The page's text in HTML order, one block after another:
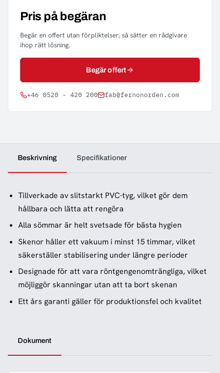
Pris på begäran
Begär en offert utan förpliktelser, så sätter en rådgivare
ihop rätt lösning.
Begär offert
+46 0520 - 420 200 fab@fernonorden.com
Beskrivning Specifikationer
Tillverkade av slitstarkt PVC-tyg, vilket gör dem
hållbara och lätta att rengöra
Alla sömmar är helt svetsade för bästa hygien
Skenor håller ett vakuum i minst 15 timmar, vilket
säkerställer stabilisering under längre perioder
Designade för att vara röntgengenomträngliga, vilket
möjliggör skanningar utan att ta bort skenan
Ett års garanti gäller för produktionsfel och kvalitet
Dokument